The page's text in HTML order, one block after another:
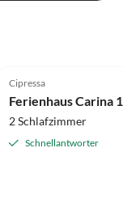
Cipressa
Ferienhaus Carina 1
2 Schlafzimmer
Schnellantworter